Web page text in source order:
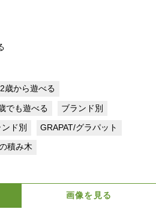
2歳から遊べる
でも遊べる ブランド別
ド別 GRAPAT/グラパット
積み木
画像を見る